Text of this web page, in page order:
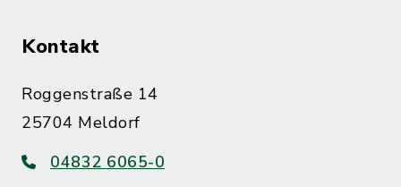
Kontakt
Roggenstraße 14
25704 Meldorf
04832 6065-0